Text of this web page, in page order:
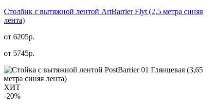
Столбик с вытяжной лентой ArtBarrier Flyt (2,5 метра синяя
лента)
от 6205р.
от 5745р.
ХИТ
-20%